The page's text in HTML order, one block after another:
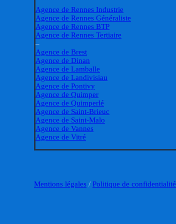
Agence de Rennes Industrie
Agence de Rennes Généraliste
Agence de Rennes BTP
Agence de Rennes Tertiaire
–
Agence de Brest
Agence de Dinan
Agence de Lamballe
Agence de Landivisiau
Agence de Pontivy
Agence de Quimper
Agence de Quimperlé
Agence de Saint-Brieuc
Agence de Saint-Malo
Agence de Vannes
Agence de Vitré
Mentions légales / Politique de confidentialité